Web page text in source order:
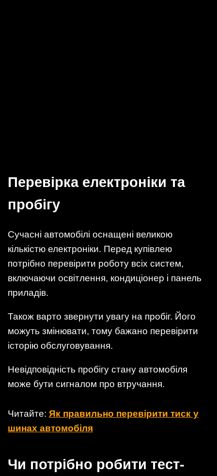
Перевірка електроніки та
пробігу
Сучасні автомобілі оснащені великою
кількістю електроніки. Перед купівлею
потрібно перевірити роботу всіх систем,
включаючи освітлення, кондиціонер і панель
приладів.
Також варто звернути увагу на пробіг. Його
можуть змінювати, тому бажано перевірити
історію обслуговування.
Невідповідність пробігу стану автомобіля
може бути сигналом про втручання.
Читайте: Як правильно перевірити тиск у
шинах автомобіля
Чи потрібно робити тест-